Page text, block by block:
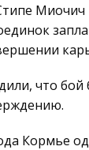
Миочич
что бой
Кормье